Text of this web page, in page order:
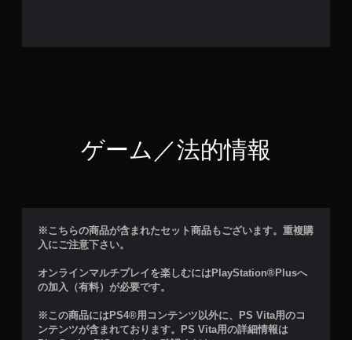
ゲーム／法的情報
※こちらの商品が含まれたセット商品もございます。重複購
入にご注意下さい。
オンラインマルチプレイを楽しむにはPlayStation®Plusへ
の加入（有料）が必要です。
※この商品にはPS4®用コンテンツ以外に、PS Vita用のコ
ンテンツが含まれております。PS Vita用の詳細情報は